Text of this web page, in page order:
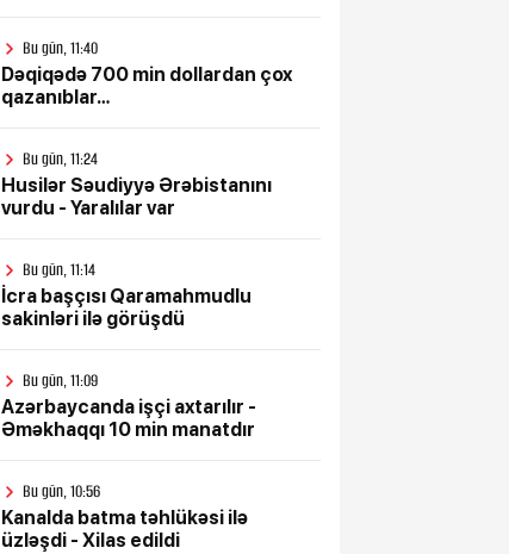
Bu gün, 11:40
Dəqiqədə 700 min dollardan çox
qazanıblar…
Bu gün, 11:24
Husilər Səudiyyə Ərəbistanını
vurdu - Yaralılar var
Bu gün, 11:14
İcra başçısı Qaramahmudlu
sakinləri ilə görüşdü
Bu gün, 11:09
Azərbaycanda işçi axtarılır -
Əməkhaqqı 10 min manatdır
Bu gün, 10:56
Kanalda batma təhlükəsi ilə
üzləşdi - Xilas edildi